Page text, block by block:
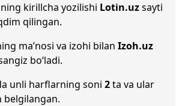
kirillcha yozilishi Lotin.uzsayti
qilingan.
ma’nosi va izohi bilan Izoh.uz
bo‘ladi.
unli harflarning soni 2ta va ular
belgilangan.